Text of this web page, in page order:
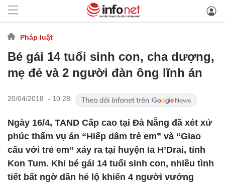
Pháp luật
Bé gái 14 tuổi sinh con, cha dượng,
mẹ đẻ và 2 người đàn ông lĩnh án
20/04/2018 - 10:28
Ngày 16/4, TAND Cấp cao tại Đà Nẵng đã xét xử
phúc thẩm vụ án “Hiếp dâm trẻ em” và “Giao
cấu với trẻ em” xảy ra tại huyện Ia H’Drai, tỉnh
Kon Tum. Khi bé gái 14 tuổi sinh con, nhiều tình
tiết bất ngờ dần hé lộ khiến 4 người vướng